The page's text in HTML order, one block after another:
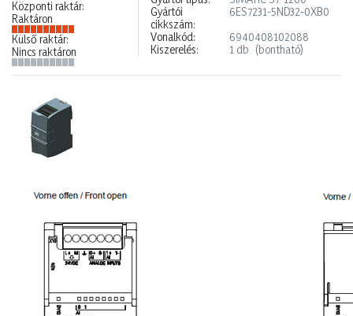
Központi raktár:
Raktáron
Külső raktár:
Nincs raktáron
Gyártói
cikkszám:
6ES7231-5ND32-0XB0
Vonalkód:
6940408102088
Kiszerelés:
1 db (bontható)